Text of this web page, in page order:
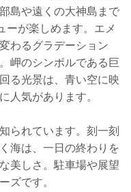
島や遠くの大神島まで
ーが楽しめます。エメ
わるグラデーション
岬のシンボルである巨
る光景は、青い空に映
人気があります。
られています。刻一刻
海は、一日の終わりを
美しさ。駐車場や展望
ズです。